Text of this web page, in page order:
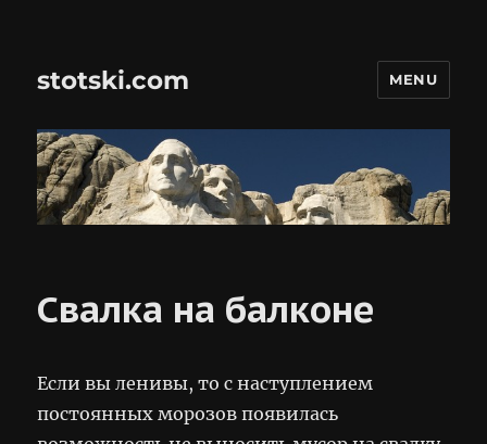
stotski.com MENU
Свалка на балконе
Если вы ленивы, то с наступлением
постоянных морозов появилась